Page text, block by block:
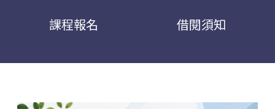
課程報名 借閱須知